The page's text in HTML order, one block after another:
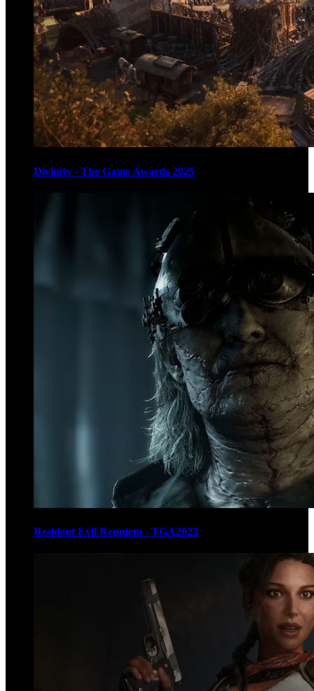
Divinity - The Game Awards 2025
Resident Evil Requiem - TGA2025